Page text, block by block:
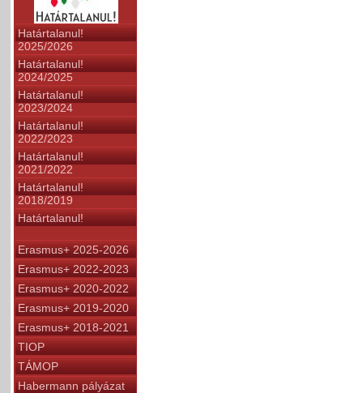
Határtalanul!
2025/2026
Határtalanul!
2024/2025
Határtalanul!
2023/2024
Határtalanul!
2022/2023
Határtalanul!
2021/2022
Határtalanul!
2018/2019
Határtalanul!
Erasmus+ 2025-2026
Erasmus+ 2022-2023
Erasmus+ 2020-2022
Erasmus+ 2019-2020
Erasmus+ 2018-2021
TIOP
TÁMOP
Habermann pályázat